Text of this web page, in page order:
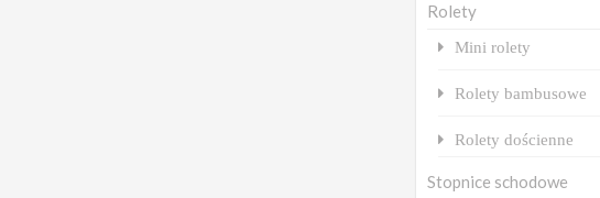
Rolety
Mini rolety
Rolety bambusowe
Rolety dościenne
Stopnice schodowe